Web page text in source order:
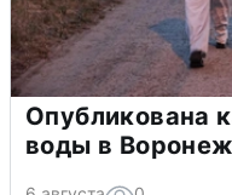
Опубликована
воды в